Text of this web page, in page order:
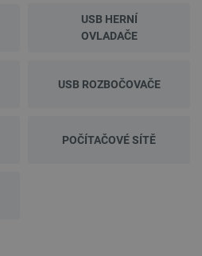
USB HERNÍ
OVLADAČE
USB ROZBOČOVAČE
POČÍTAČOVÉ SÍTĚ